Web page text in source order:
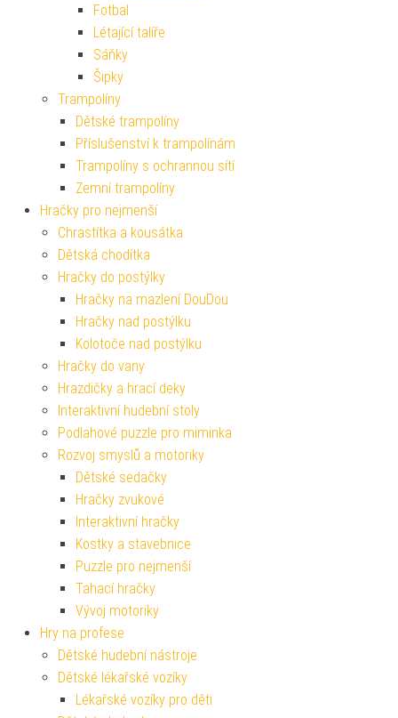
Fotbal
Létající talíře
Sáňky
Šipky
Trampolíny
Dětské trampolíny
Příslušenství k trampolínám
Trampolíny s ochrannou sítí
Zemní trampolíny
Hračky pro nejmenší
Chrastítka a kousátka
Dětská chodítka
Hračky do postýlky
Hračky na mazlení DouDou
Hračky nad postýlku
Kolotoče nad postýlku
Hračky do vany
Hrazdičky a hrací deky
Interaktivní hudební stoly
Podlahové puzzle pro miminka
Rozvoj smyslů a motoriky
Dětské sedačky
Hračky zvukové
Interaktivní hračky
Kostky a stavebnice
Puzzle pro nejmenší
Tahací hračky
Vývoj motoriky
Hry na profese
Dětské hudební nástroje
Dětské lékařské vozíky
Lékařské vozíky pro děti